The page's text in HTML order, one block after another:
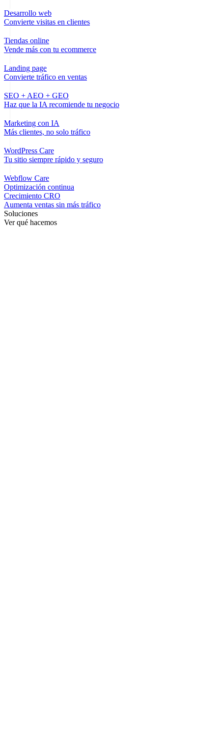
Desarrollo web
Convierte visitas en clientes
Tiendas online
Vende más con tu ecommerce
Landing page
Convierte tráfico en ventas
SEO + AEO + GEO
Haz que la IA recomiende tu negocio
Marketing con IA
Más clientes, no solo tráfico
WordPress Care
Tu sitio siempre rápido y seguro
Webflow Care
Optimización continua
Crecimiento CRO
Aumenta ventas sin más tráfico
Soluciones
Ver qué hacemos